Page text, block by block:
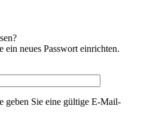
neues Passwort einrichten.
geben Sie eine gültige E-Mail-